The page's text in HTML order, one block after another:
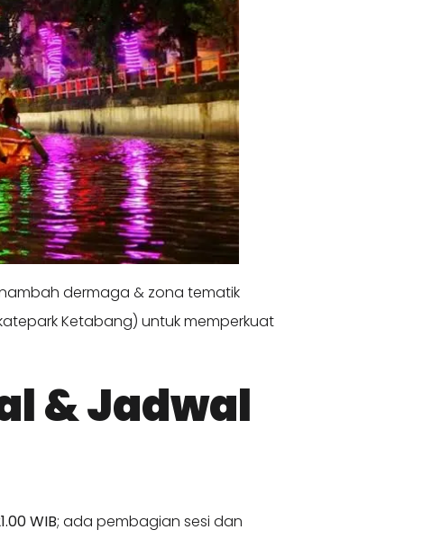
dermaga & zona tematik
Ketabang) untuk memperkuat
& Jadwal
WIB; ada pembagian sesi dan